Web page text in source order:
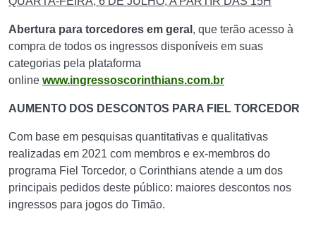
Abertura para torcedores em geral , que terão acesso à
compra de todos os ingressos disponíveis em suas
categorias pela plataforma
online www.ingressoscorinthians.com.br
AUMENTO DOS DESCONTOS PARA FIEL TORCEDOR
Com base em pesquisas quantitativas e qualitativas
realizadas em 2021 com membros e ex-membros do
programa Fiel Torcedor, o Corinthians atende a um dos
principais pedidos deste público: maiores descontos nos
ingressos para jogos do Timão.